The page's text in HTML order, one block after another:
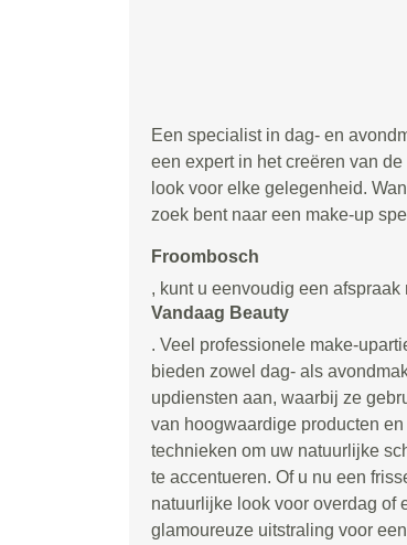
Een specialist in dag- en
een expert in het creëren van de
look voor elke gelegenheid.
zoek bent naar een make-up
Froombosch
, kunt u eenvoudig een afspraak
Vandaag Beauty
. Veel professionele make-
bieden zowel dag- als
updiensten aan, waarbij ze
van hoogwaardige producten en
technieken om uw natuurlijke
te accentueren. Of u nu een
natuurlijke look voor overdag of
glamoureuze uitstraling voor